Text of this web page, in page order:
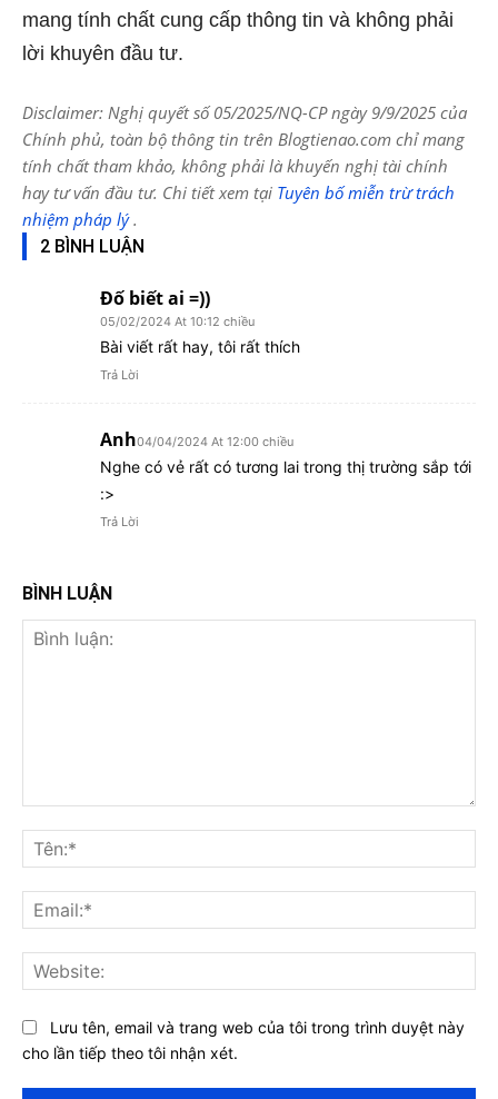
mang tính chất cung cấp thông tin và không phải
lời khuyên đầu tư.
Disclaimer: Nghị quyết số 05/2025/NQ-CP ngày 9/9/2025 của
Chính phủ, toàn bộ thông tin trên Blogtienao.com chỉ mang
tính chất tham khảo, không phải là khuyến nghị tài chính
hay tư vấn đầu tư. Chi tiết xem tại Tuyên bố miễn trừ trách
nhiệm pháp lý.
2 BÌNH LUẬN
Đố biết ai =))
05/02/2024 At 10:12 chiều
Bài viết rất hay, tôi rất thích
Trả Lời
Anh04/04/2024 At 12:00 chiều
Nghe có vẻ rất có tương lai trong thị trường sắp tới
:>
Trả Lời
BÌNH LUẬN
luận:
Lưu tên, email và trang web của tôi trong trình duyệt này
cho lần tiếp theo tôi nhận xét.